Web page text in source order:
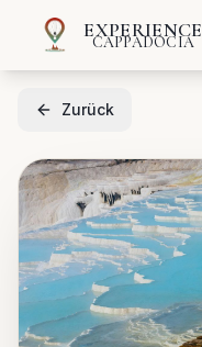
EXPERIENCE
CAPPADOCIA
Zurück